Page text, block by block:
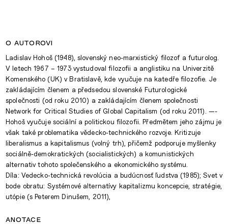
o autorovi
Ladislav Hohoš (1948), slovenský neo-marxistický filozof a futurolog.
V letech 1967 – 1973 vystudoval filozofii a anglistiku na Univerzitě
Komenského (UK) v Bratislavě, kde vyučuje na katedře filozofie. Je
zakládajícím členem a předsedou slovenské Futurologické
společnosti (od roku 2010) a zakládajícím členem společnosti
Network for Critical Studies of Global Capitalism (od roku 2011). —-
Hohoš vyučuje sociální a politickou filozofii. Předmětem jeho zájmu je
však také problematika vědecko-technického rozvoje. Kritizuje
liberalismus a kapitalismus (volný trh), přičemž podporuje myšlenky
sociálně-demokratických (socialistických) a komunistických
alternativ tohoto společenského a ekonomického systému.
Díla: Vedecko-technická revolúcia a budúcnosť ľudstva (1985); Svet v
bode obratu: Systémové alternatívy kapitalizmu koncepcie, stratégie,
utópie (s Peterem Dinušem, 2011),
anotace